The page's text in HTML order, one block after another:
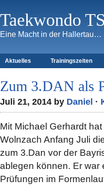
Taekwondo
Eine Macht in der Hallertau…
Aktuelles Trainingszeiten
Zum 3.DAN als
Juli 21, 2014 by Daniel ·
Mit Michael Gerhardt
Wolnzach Anfang Juli
zum 3.Dan vor der
ablegen können. Er war
Prüfungen im